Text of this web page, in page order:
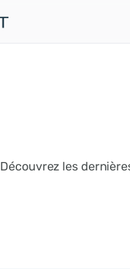
Découvrez les